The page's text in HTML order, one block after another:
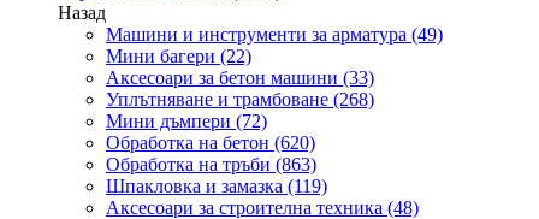
Назад
Машини и инструменти за арматура (49)
Мини багери (22)
Аксесоари за бетон машини (33)
Уплътняване и трамбоване (268)
Мини дъмпери (72)
Обработка на бетон (620)
Обработка на тръби (863)
Шпакловка и замазка (119)
Аксесоари за строителна техника (48)